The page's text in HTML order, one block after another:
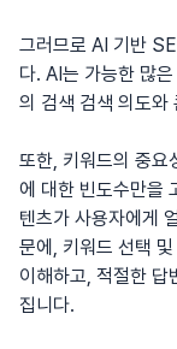
그러므로 AI 기반
다. AI는 가능한 많
의 검색 검색 의도와
또한, 키워드의 중요
에 대한 빈도수만을
텐츠가 사용자에게
문에, 키워드 선택
이해하고, 적절한 답
집니다.